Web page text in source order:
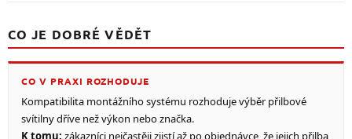
CO JE DOBRÉ VĚDĚT
CO V PRAXI ROZHODUJE
Kompatibilita montážního systému rozhoduje výběr přilbové
svítilny dříve než výkon nebo značka.